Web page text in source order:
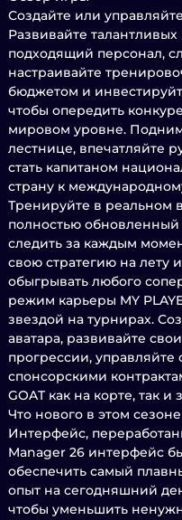
Создайте или
Развивайте
подходящий персонал,
настраивайте
бюджетом и
чтобы опередить
мировом уровне.
лестнице, впечатляйте
стать капитаном
страну к
Тренируйте в реальном
полностью
следить за каждым
свою стратегию на лету
обыгрывать любого
режим карьеры MY
звездой на турнирах.
аватара, развивайте
прогрессии,
спонсорскими
GOAT как на корте, так и
Что нового в этом сезоне
Интерфейс,
Manager 26 интерфейс
обеспечить самый
опыт на сегодняшний
чтобы уменьшить